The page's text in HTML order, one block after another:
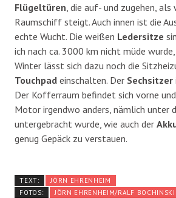
Flügeltüren, die auf- und zugehen, als
Raumschiff steigt. Auch innen ist die
echte Wucht. Die weißen Ledersitze
ich nach ca. 3000 km nicht müde
Winter lässt sich dazu noch die
Touchpad einschalten. Der Sechsitzer
Der Kofferraum befindet sich vorne
Motor irgendwo anders, nämlich unter
untergebracht wurde, wie auch der
genug Gepäck zu verstauen.
TEXT:
JÖRN EHRENHEIM
FOTOS:
JÖRN EHRENHEIM/RALF BOCHINSKI